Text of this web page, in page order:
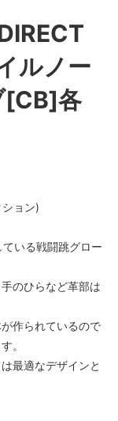
ルノー
[CB]各
ョン)
いる戦闘跳グロー
のひらなど革部は
作られているので
。
最適なデザインと